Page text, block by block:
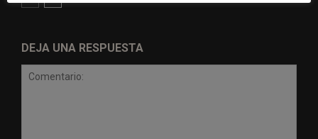
DEJA UNA RESPUESTA